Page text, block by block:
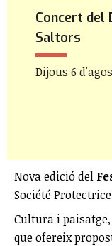
Concert del
Saltors
Dijous 6
Nova edició del
Société
Cultura i
que ofereix